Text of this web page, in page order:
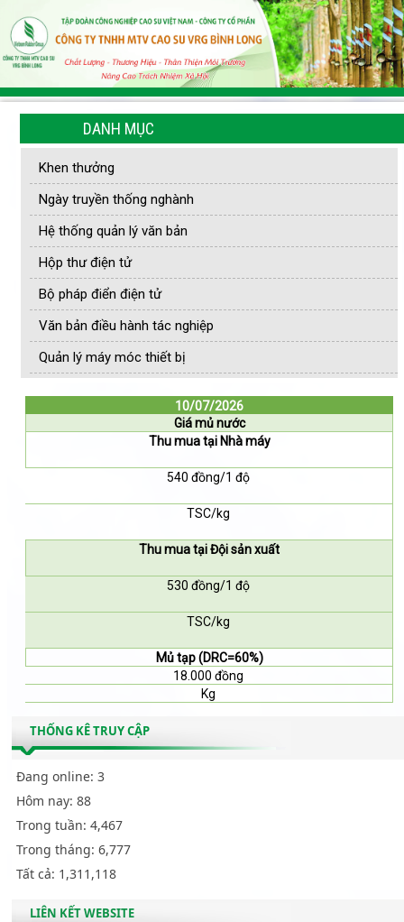
DANH MỤC
Khen thưởng
Ngày truyền thống nghành
Hệ thống quản lý văn bản
Hộp thư điện tử
Bộ pháp điển điện tử
Văn bản điều hành tác nghiệp
Quản lý máy móc thiết bị
10/07/2026
Giá mủ nước
Thu mua tại Nhà máy
540 đồng/1 độ
TSC/kg
Thu mua tại Đội sản xuất
530 đồng/1 độ
TSC/kg
Mủ tạp (DRC=60%)
18.000 đồng
Kg
THỐNG KÊ TRUY CẬP
Đang online: 3
Hôm nay: 88
Trong tuần: 4,467
Trong tháng: 6,777
Tất cả: 1,311,118
LIÊN KẾT WEBSITE